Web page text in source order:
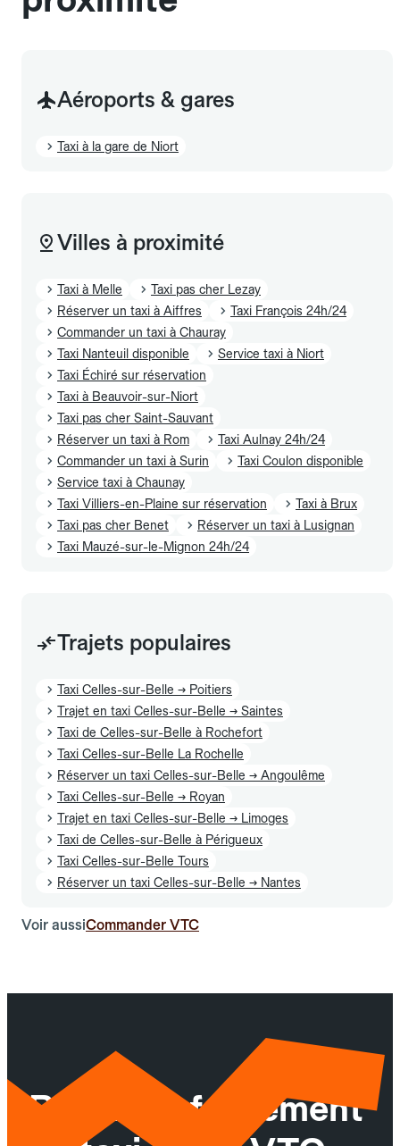
Aéroports & gares
Taxi à la gare de Niort
Villes à proximité
Taxi à Melle
Taxi pas cher Lezay
Réserver un taxi à Aiffres
Taxi François 24h/24
Commander un taxi à Chauray
Taxi Nanteuil disponible
Service taxi à Niort
Taxi Échiré sur réservation
Taxi à Beauvoir-sur-Niort
Taxi pas cher Saint-Sauvant
Réserver un taxi à Rom
Taxi Aulnay 24h/24
Commander un taxi à Surin
Taxi Coulon disponible
Service taxi à Chaunay
Taxi Villiers-en-Plaine sur réservation
Taxi à Brux
Taxi pas cher Benet
Réserver un taxi à Lusignan
Taxi Mauzé-sur-le-Mignon 24h/24
Trajets populaires
Taxi Celles-sur-Belle → Poitiers
Trajet en taxi Celles-sur-Belle → Saintes
Taxi de Celles-sur-Belle à Rochefort
Taxi Celles-sur-Belle La Rochelle
Réserver un taxi Celles-sur-Belle → Angoulême
Taxi Celles-sur-Belle → Royan
Trajet en taxi Celles-sur-Belle → Limoges
Taxi de Celles-sur-Belle à Périgueux
Taxi Celles-sur-Belle Tours
Réserver un taxi Celles-sur-Belle → Nantes
Voir aussiCommander VTC
Réservez facilement